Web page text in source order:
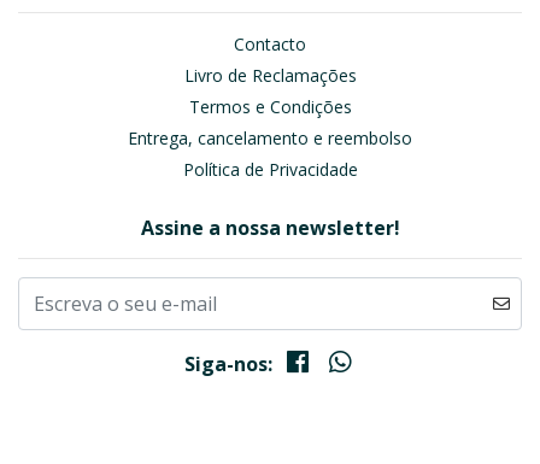
Contacto
Livro de Reclamações
Termos e Condições
Entrega, cancelamento e reembolso
Política de Privacidade
Assine a nossa newsletter!
Siga-nos: